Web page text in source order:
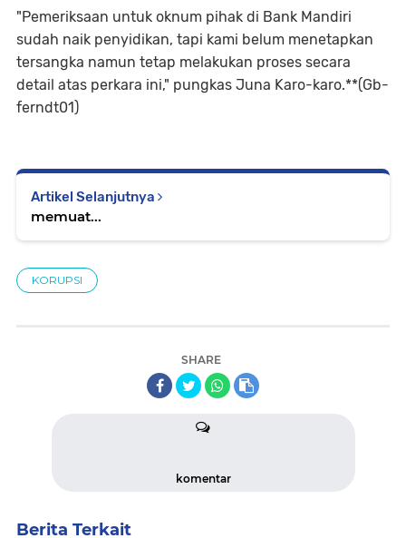
"Pemeriksaan untuk oknum pihak di Bank Mandiri
sudah naik penyidikan, tapi kami belum menetapkan
tersangka namun tetap melakukan proses secara
detail atas perkara ini," pungkas Juna Karo-karo.**(Gb-
ferndt01)
Artikel Selanjutnya
memuat...
KORUPSI
SHARE
komentar
Berita Terkait